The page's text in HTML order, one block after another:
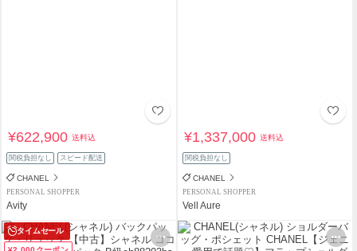
¥622,900送料込
関税負担なし スピード配送
CHANEL
PERSONAL SHOPPER
Avity
¥1,337,000送料込
関税負担なし
CHANEL
PERSONAL SHOPPER
Vell Aure
タイムセール